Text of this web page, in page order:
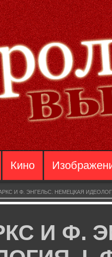
Кино
И Ф. ЭНГЕЛЬС. НЕМЕЦКАЯ
И Ф.